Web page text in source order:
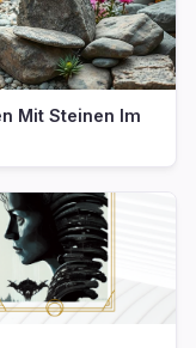
Mit Steinen Im